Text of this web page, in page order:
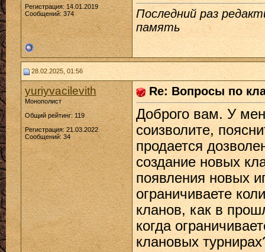
Регистрация: 14.01.2019
Сообщений: 374
Последний раз
память
28.02.2025, 01:56
yuriyvacilevith
Монополист
Общий рейтинг: 119
Регистрация: 21.03.2022
Сообщений: 34
Re: Вопросы по
Доброго вам. У
соизволите,
продается
создание новых
появления новых
ограничиваете
кланов, как в
когда
клановых